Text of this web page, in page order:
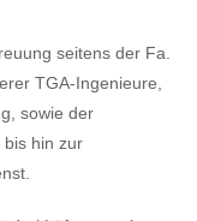
seitens der Fa.
TGA-Ingenieure,
sowie der
bis hin zur